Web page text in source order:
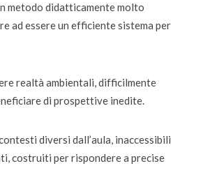
metodo didatticamente molto
ad essere un efficiente sistema per
realtà ambientali, difficilmente
di prospettive inedite.
diversi dall’aula, inaccessibili
costruiti per rispondere a precise